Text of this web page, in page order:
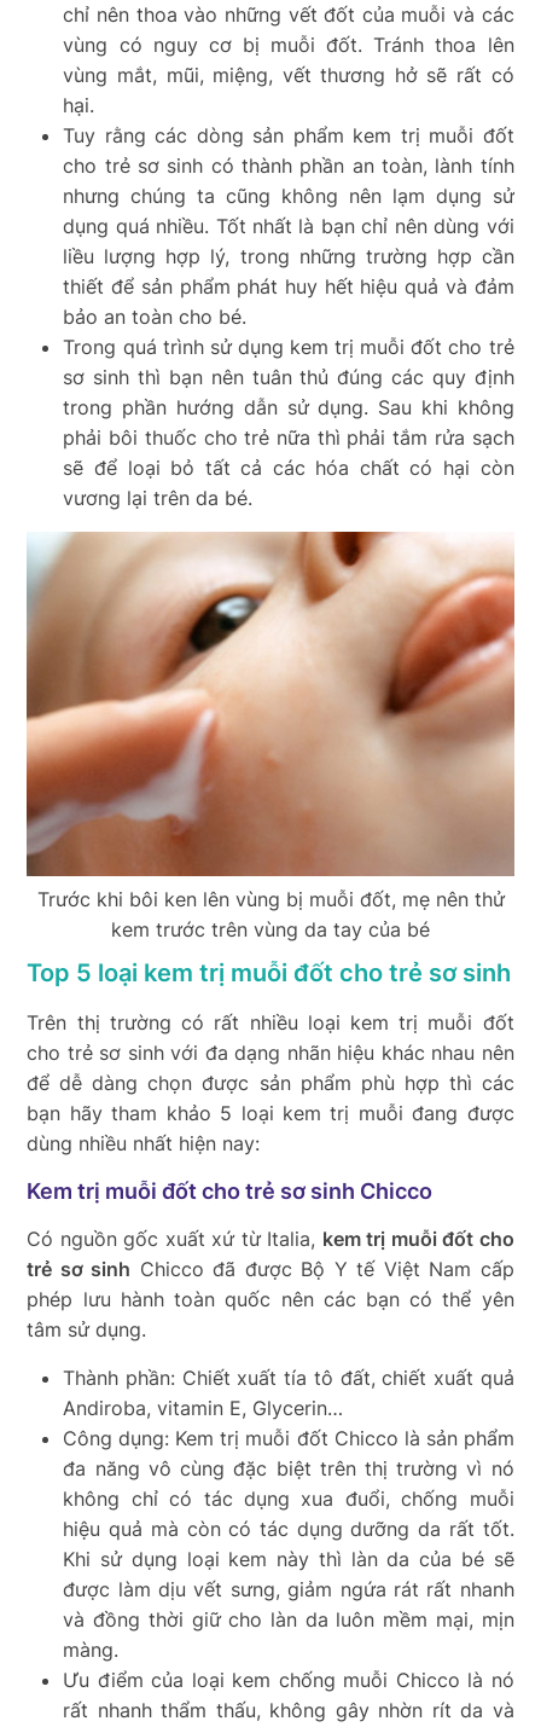
chỉ nên thoa vào những vết đốt của muỗi và các
vùng có nguy cơ bị muỗi đốt. Tránh thoa lên
vùng mắt, mũi, miệng, vết thương hở sẽ rất có
hại.
Tuy rằng các dòng sản phẩm kem trị muỗi đốt
cho trẻ sơ sinh có thành phần an toàn, lành tính
nhưng chúng ta cũng không nên lạm dụng sử
dụng quá nhiều. Tốt nhất là bạn chỉ nên dùng với
liều lượng hợp lý, trong những trường hợp cần
thiết để sản phẩm phát huy hết hiệu quả và đảm
bảo an toàn cho bé.
Trong quá trình sử dụng kem trị muỗi đốt cho trẻ
sơ sinh thì bạn nên tuân thủ đúng các quy định
trong phần hướng dẫn sử dụng. Sau khi không
phải bôi thuốc cho trẻ nữa thì phải tắm rửa sạch
sẽ để loại bỏ tất cả các hóa chất có hại còn
vương lại trên da bé.
Trước khi bôi ken lên vùng bị muỗi đốt, mẹ nên thử
kem trước trên vùng da tay của bé
Top 5 loại kem trị muỗi đốt cho trẻ sơ sinh
Trên thị trường có rất nhiều loại kem trị muỗi đốt
cho trẻ sơ sinh với đa dạng nhãn hiệu khác nhau nên
để dễ dàng chọn được sản phẩm phù hợp thì các
bạn hãy tham khảo 5 loại kem trị muỗi đang được
dùng nhiều nhất hiện nay:
Kem trị muỗi đốt cho trẻ sơ sinh Chicco
Có nguồn gốc xuất xứ từ Italia, kem trị muỗi đốt cho
trẻ sơ sinh Chicco đã được Bộ Y tế Việt Nam cấp
phép lưu hành toàn quốc nên các bạn có thể yên
tâm sử dụng.
Thành phần: Chiết xuất tía tô đất, chiết xuất quả
Andiroba, vitamin E, Glycerin…
Công dụng: Kem trị muỗi đốt Chicco là sản phẩm
đa năng vô cùng đặc biệt trên thị trường vì nó
không chỉ có tác dụng xua đuổi, chống muỗi
hiệu quả mà còn có tác dụng dưỡng da rất tốt.
Khi sử dụng loại kem này thì làn da của bé sẽ
được làm dịu vết sưng, giảm ngứa rát rất nhanh
và đồng thời giữ cho làn da luôn mềm mại, mịn
màng.
Ưu điểm của loại kem chống muỗi Chicco là nó
rất nhanh thẩm thấu, không gây nhờn rít da và